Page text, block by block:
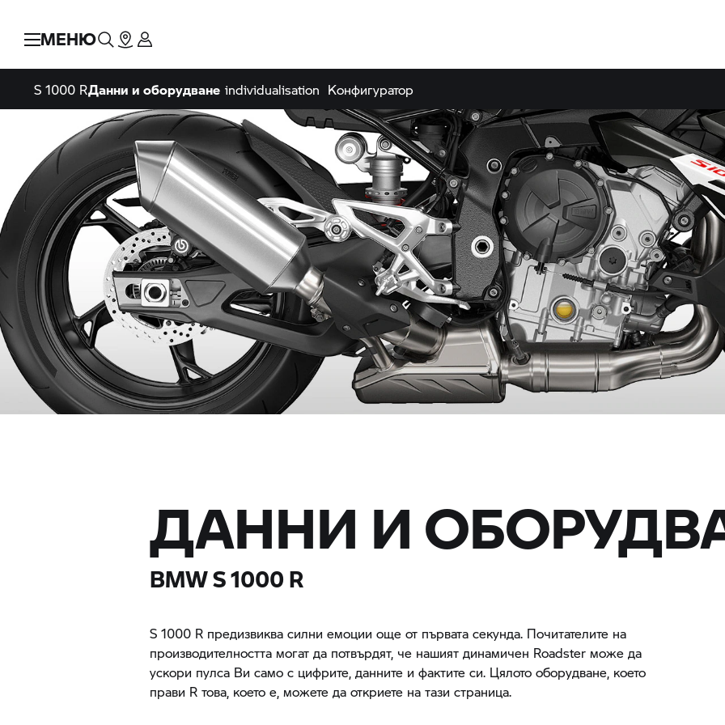
МЕНЮ
S 1000 RДанни и оборудване individualisation Конфигуратор
ДАННИ И
BMWS 1000 R
S 1000 R предизвиква силни емоции още от първата секунда. Почитателите на
производителността могат да потвърдят, че нашият динамичен Roadster може да
ускори пулса Ви само с цифрите, данните и фактите си. Цялото оборудване, което
прави R това, което е, можете да откриете на тази страница.